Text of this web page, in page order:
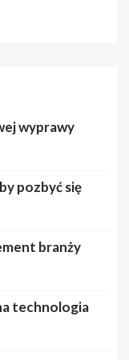
wyprawy
pozbyć się
branży
technologia